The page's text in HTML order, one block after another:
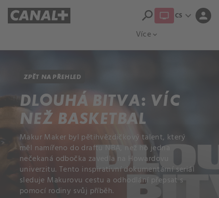
Více expand_more
search CS expand_more person
ZPĚT NA PŘEHLED
DLOUHÁ BITVA: VÍC
NEŽ BASKETBAL
Makur Maker byl pětihvězdičkový talent, který
měl namířeno do draftu NBA, než ho jedna
nečekaná odbočka zavedla na Howardovu
univerzitu. Tento inspirativní dokumentární seriál
sleduje Makurovu cestu a odhodlání přepsat s
pomocí rodiny svůj příběh.